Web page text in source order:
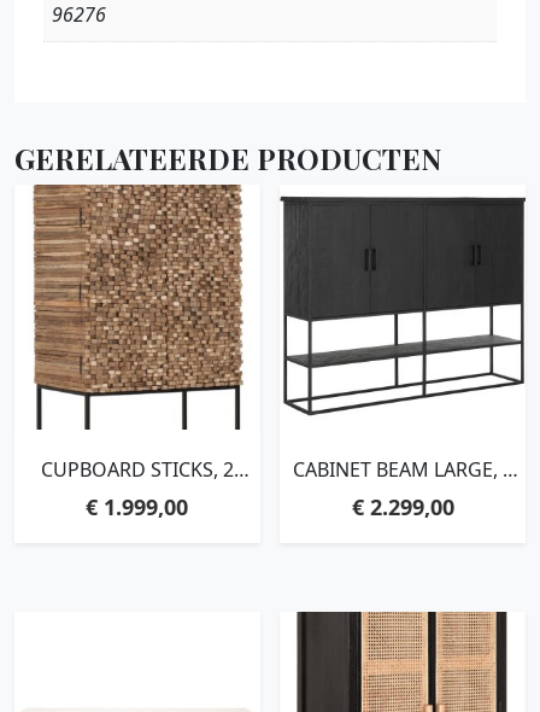
96276
GERELATEERDE PRODUCTEN
CUPBOARD STICKS, 2
SHELVES,180X90X50 CM,
€ 1.999,00
CABINET BEAM LARGE, 4
BLACK,140X180X40 CM,
€2.299,00